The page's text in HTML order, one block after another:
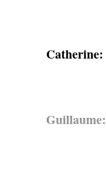
Catherine:
Guillaume: